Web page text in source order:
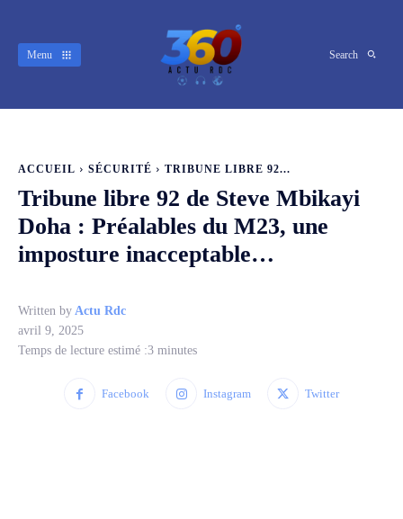
Menu Search
ACCUEIL SÉCURITÉ TRIBUNE LIBRE 92...
Tribune libre 92 de Steve Mbikayi
Doha : Préalables du M23, une
imposture inacceptable…
Written by Actu Rdc
avril 9, 2025
Temps de lecture estimé :3 minutes
Facebook Instagram Twitter